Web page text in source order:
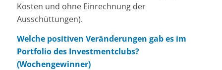
Kosten und ohne Einrechnung der
Ausschüttungen).
Welche positiven Veränderungen gab es im
Portfolio des Investmentclubs?
(Wochengewinner)